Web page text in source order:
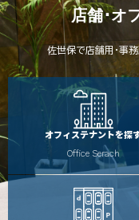
店舗･オ
佐世保で店舗用・事務
オフィステナントを探
Office Serach